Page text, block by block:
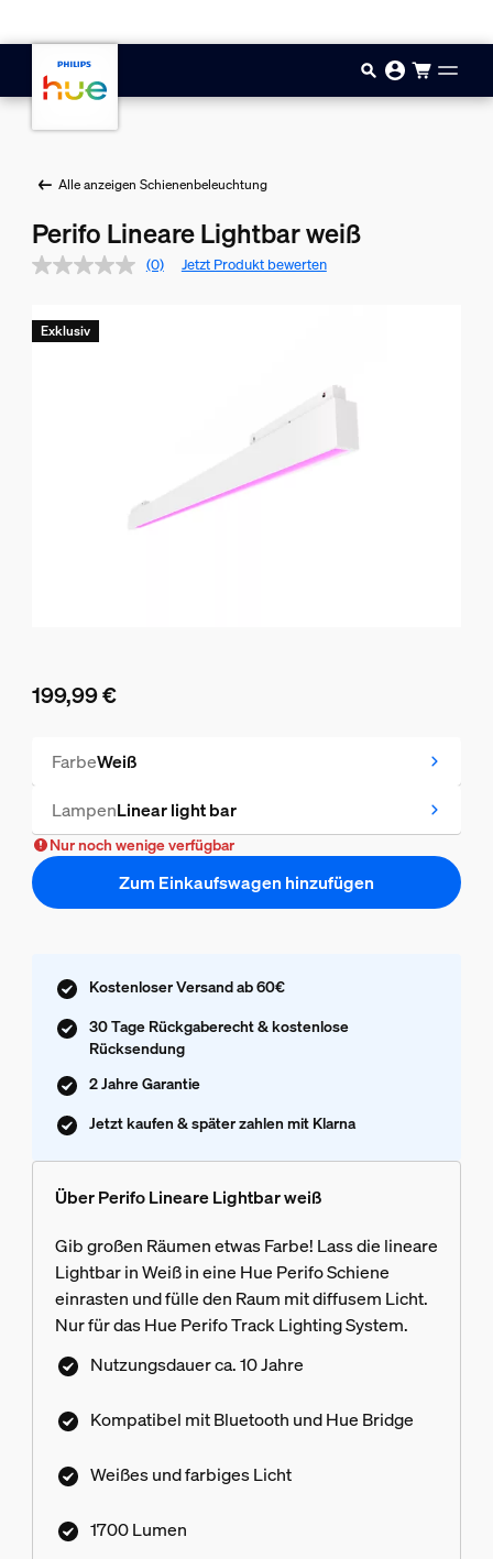
Alle anzeigen Schienenbeleuchtung
Perifo Lineare Lightbar weiß
(0) Jetzt Produkt bewerten
199,99 €
Exklusiv
FarbeWeiß
LampenLinear light bar
Nur noch wenige verfügbar
Zum Einkaufswagen hinzufügen
Kostenloser Versand ab 60€
30 Tage Rückgaberecht & kostenlose
Rücksendung
2 Jahre Garantie
Jetzt kaufen & später zahlen mit Klarna
Über Perifo Lineare Lightbar weiß
Gib großen Räumen etwas Farbe! Lass die lineare
Lightbar in Weiß in eine Hue Perifo Schiene
einrasten und fülle den Raum mit diffusem Licht.
Nur für das Hue Perifo Track Lighting System.
Nutzungsdauer ca. 10 Jahre
Kompatibel mit Bluetooth und Hue Bridge
Weißes und farbiges Licht
1700 Lumen